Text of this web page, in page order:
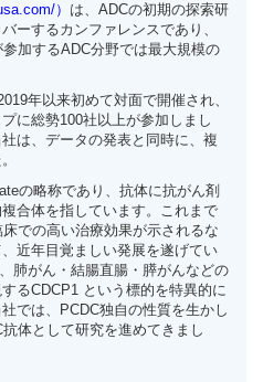
） は、ADCの初期の探索研
ーするカンファレンスであり、
加するADC分野では最大規模の
年以来初めて対面で開催され、
に総勢100社以上が参加しまし
は、データの発表と同時に、複
の略称であり、抗体に抗がん剤
合体を指しています。これまで
での高い治療効果が示されるな
近年目覚ましい発展を遂げてい
肺がん・結腸直腸・膵がんなどの
るCDCP1 という標的を特異的に
では、PCDC独自の性質を生かし
体として研究を進めてきまし